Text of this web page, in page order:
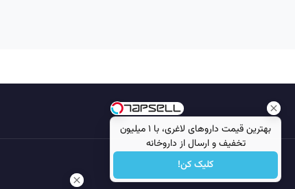
بهترین قیمت داروهای لاغری، با ۱ میلیون
تخفیف و ارسال از داروخانه‌
کلیک کن!